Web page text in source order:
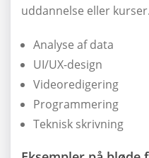
uddannelse eller kurser.
Analyse af data
UI/UX-design
Videoredigering
Programmering
Teknisk skrivning